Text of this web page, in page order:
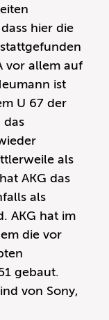
hier die
vor allem auf
ist
U 67 der
das
als
AKG das
als
AKG hat im
die vor
gebaut.
von Sony,